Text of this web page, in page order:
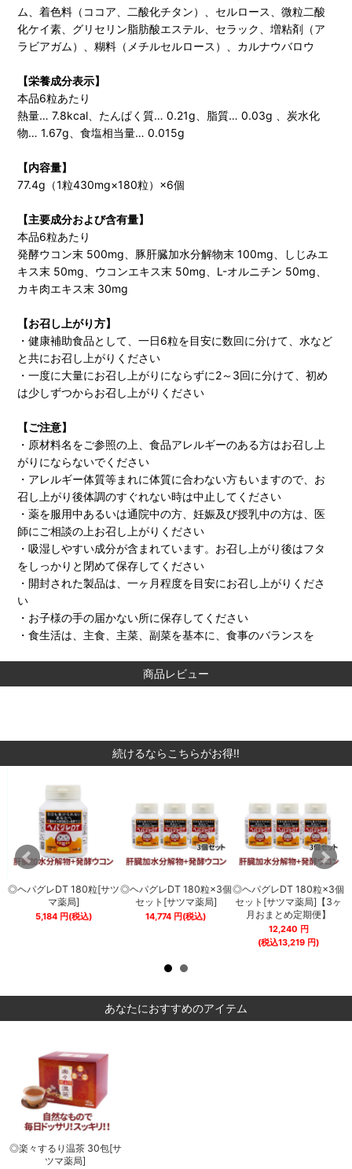
ム、着色料（ココア、二酸化チタン）、セルロース、微粒二酸
化ケイ素、グリセリン脂肪酸エステル、セラック、増粘剤（ア
ラビアガム）、糊料（メチルセルロース）、カルナウバロウ
【栄養成分表示】
本品6粒あたり
熱量… 7.8kcal、たんぱく質… 0.21g、脂質… 0.03g 、炭水化
物… 1.67g、食塩相当量… 0.015g
【内容量】
77.4g（1粒430mg×180粒）×6個
【主要成分および含有量】
本品6粒あたり
発酵ウコン末 500mg、豚肝臓加水分解物末 100mg、しじみエ
キス末 50mg、ウコンエキス末 50mg、L-オルニチン 50mg、
カキ肉エキス末 30mg
【お召し上がり方】
・健康補助食品として、一日6粒を目安に数回に分けて、水など
と共にお召し上がりください
・一度に大量にお召し上がりにならずに2～3回に分けて、初め
は少しずつからお召し上がりください
【ご注意】
・原材料名をご参照の上、食品アレルギーのある方はお召し上
がりにならないでください
・アレルギー体質等まれに体質に合わない方もいますので、お
召し上がり後体調のすぐれない時は中止してください
・薬を服用中あるいは通院中の方、妊娠及び授乳中の方は、医
師にご相談の上お召し上がりください
・吸湿しやすい成分が含まれています。お召し上がり後はフタ
をしっかりと閉めて保存してください
・開封された製品は、一ヶ月程度を目安にお召し上がりくださ
い
・お子様の手の届かない所に保存してください
・食生活は、主食、主菜、副菜を基本に、食事のバランスを
商品レビュー
続けるならこちらがお得‼
◎ヘパグレDT 180粒[サツ
マ薬局]
5,184円(税込)
◎ヘパグレDT 180粒×3個
セット[サツマ薬局]
14,774 円(税込)
◎ヘパグレDT 180粒×3個
セット[サツマ薬局]【3ヶ
月おまとめ定期便】
12,240 円
(税込13,219 円)
あなたにおすすめのアイテム
◎楽々するり温茶 30包[サ
ツマ薬局]